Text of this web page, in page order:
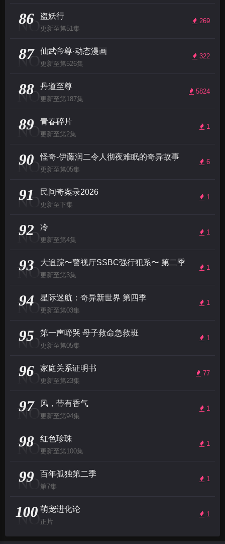
NO
86 269
盗妖行
更新至第51集
NO
87 322
仙武帝尊·动态漫画
更新至第526集
NO
88 5824
丹道至尊
更新至第187集
NO
89 1
青春碎片
更新至第2集
NO
90 6
怪奇-伊藤润二令人彻夜难眠的奇异故事
更新至第05集
NO
91 1
民间奇案录2026
更新至下集
NO
92 1
冷
更新至第4集
NO
93 1
大追踪〜警视厅SSBC强行犯系〜 第二季
更新至第3集
NO
94 1
星际迷航：奇异新世界 第四季
更新至第03集
NO
95 1
第一声啼哭 母子救命急救班
更新至第05集
NO
96 77
家庭关系证明书
更新至第23集
NO
97 1
风，带有香气
更新至第94集
NO
98 1
红色珍珠
更新至第100集
NO
99 1
百年孤独第二季
第7集
NO
100 1
萌宠进化论
正片